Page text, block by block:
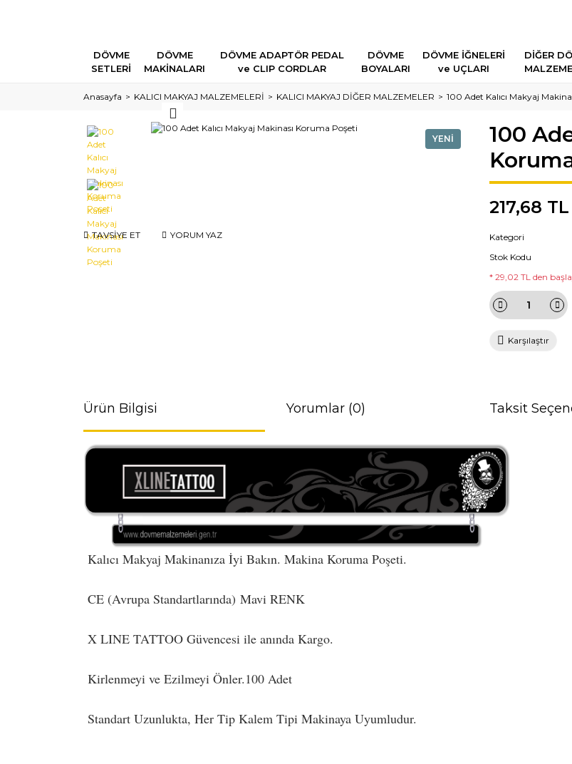
DÖVME
SETLERİ
DÖVME
MAKİNALARI
DÖVME ADAPTÖR PEDAL
ve CLIP CORDLAR
DÖVME
BOYALARI
DÖVME İĞNELERİ
ve UÇLARI
DİĞER
Anasayfa KALICI MAKYAJ MALZEMELERİ KALICI MAKYAJ DİĞER MALZEMELER 100 Adet Kalıcı Makyaj
YENİ
TAVSİYE ET YORUM YAZ
100
217,68 TL
Kategori
Stok Kodu
* 29,02 TL den
Karşılaştır
Ürün Bilgisi Yorumlar (0) Taksit
Kalıcı Makyaj Makinanıza İyi Bakın. Makina Koruma Poşeti.
CE (Avrupa Standartlarında) Mavi RENK
X LINE TATTOO Güvencesi ile anında Kargo.
Kirlenmeyi ve Ezilmeyi Önler.100 Adet
Standart Uzunlukta, Her Tip Kalem Tipi Makinaya Uyumludur.